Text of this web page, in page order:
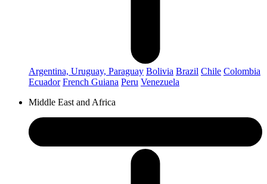
Argentina, Uruguay, Paraguay Bolivia Brazil Chile Colombia
Ecuador French Guiana Peru Venezuela
Middle East and Africa